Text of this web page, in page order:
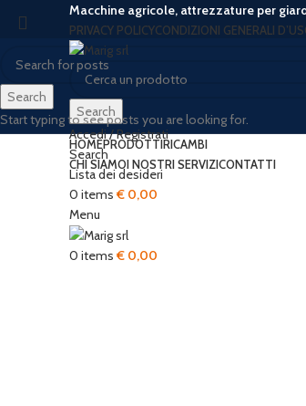
Macchine agricole, attrezzature per
PRIVACY POLICYCONDIZIONI GENERALI
Search
Accedi / Registrati
Search
Lista dei desideri
0 items € 0,00
Menu
0 items € 0,00
HOMEPRODOTTIRICAMBI
CHI SIAMOI NOSTRI SERVIZICONTATTI
Search
Start typing to see posts you are looking for.